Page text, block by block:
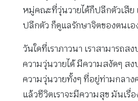
หมู่คณะที่วุ่นวายได้ก็ปลีกตัวเสีย
ปลีกตัว ก็ดูแลรักษาจิตของตนเอ
วันใดที่เราภาวนา เราสามารถส
ความวุ่นวายได้ มีความสงัดๆ ส
ความวุ่นวายทั้งๆ ที่อยู่ท่ามกลา
แล้วชีวิตเราจะมีความสุข มันเรื่อ